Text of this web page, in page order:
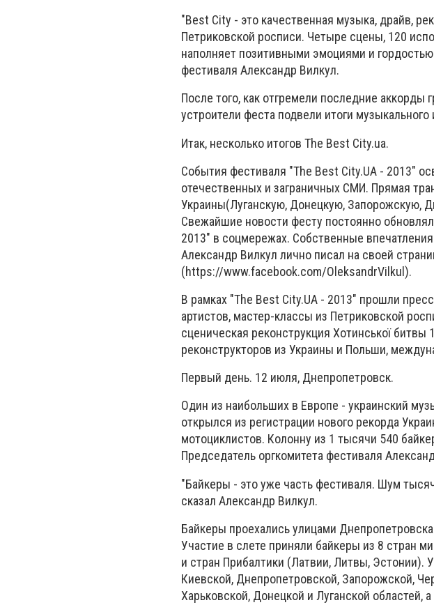
"Best City - это качественная музыка, драйв,
Петриковской росписи. Четыре сцены, 120
наполняет позитивными эмоциями и гордостью
фестиваля Александр Вилкул.
После того, как отгремели последние аккорды
устроители феста подвели итоги
Итак, несколько итогов The Best City.ua.
События фестиваля "The Best City.UA - 2013"
отечественных и заграничных СМИ. Прямая
Украины(Луганскую, Донецкую, Запорожскую,
Свежайшие новости фесту постоянно
2013" в соцмережах. Собственные
Александр Вилкул лично писал на своей
(https://www.facebook.com/OleksandrVilkul).
В рамках "The Best City.UA - 2013" прошли
артистов, мастер-классы из Петриковской
сценическая реконструкция Хотинської битвы
реконструкторов из Украины и Польши,
Первый день. 12 июля, Днепропетровск.
Один из наибольших в Европе - украинский
открылся из регистрации нового рекорда
мотоциклистов. Колонну из 1 тысячи 540
Председатель оргкомитета фестиваля
"Байкеры - это уже часть фестиваля. Шум
сказал Александр Вилкул.
Байкеры проехались улицами
Участие в слете приняли байкеры из 8 стран
и стран Прибалтики (Латвии, Литвы, Эстонии).
Киевской, Днепропетровской, Запорожской,
Харьковской, Донецкой и Луганской областей,